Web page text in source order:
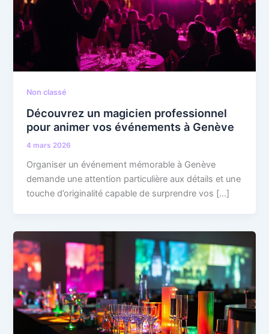
Non classé
Découvrez un magicien professionnel
pour animer vos événements à Genève
4 mars 2026
Organiser un événement mémorable à Genève
demande une attention particulière aux détails et une
touche d’originalité capable de surprendre vos […]